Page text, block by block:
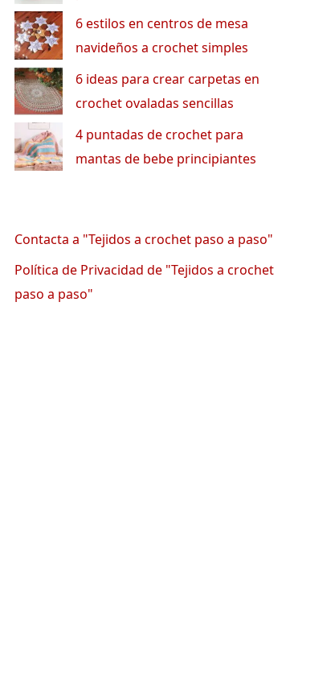
6 estilos en centros de mesa
navideños a crochet simples
6 ideas para crear carpetas en
crochet ovaladas sencillas
4 puntadas de crochet para
mantas de bebe principiantes
Contacta a "Tejidos a crochet paso a paso"
Política de Privacidad de "Tejidos a crochet
paso a paso"